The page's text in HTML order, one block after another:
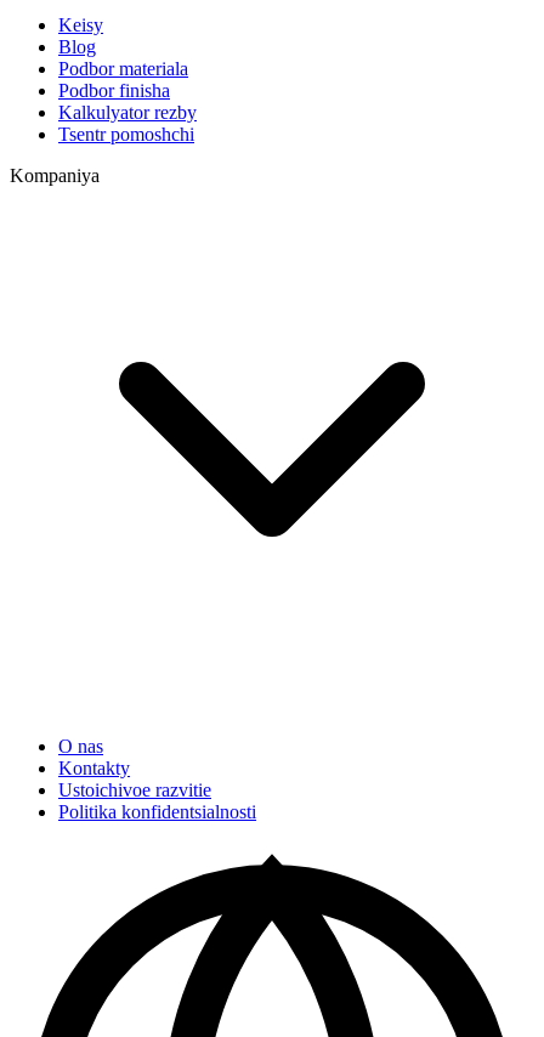
Keisy
Blog
Podbor materiala
Podbor finisha
Kalkulyator rezby
Tsentr pomoshchi
Kompaniya
O nas
Kontakty
Ustoichivoe razvitie
Politika konfidentsialnosti